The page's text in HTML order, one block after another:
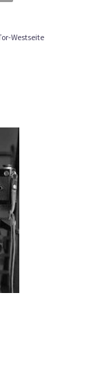
Westseite